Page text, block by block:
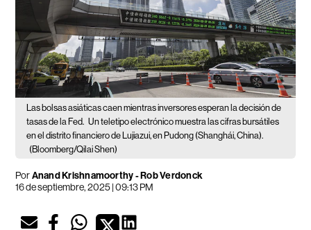
Las bolsas asiáticas caen mientras inversores esperan la decisión de
tasas de la Fed. Un teletipo electrónico muestra las cifras bursátiles
en el distrito financiero de Lujiazui, en Pudong (Shanghái, China).
(Bloomberg/Qilai Shen)
PorAnand Krishnamoorthy - Rob Verdonck
16 de septiembre, 2025 | 09:13 PM